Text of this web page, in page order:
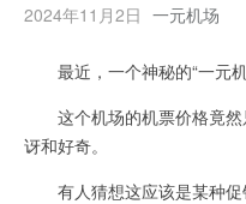
2024年11月2日 一元机场
最近，一个神秘的“一元机
这个机场的机票价格竟然
讶和好奇。
有人猜想这应该是某种促